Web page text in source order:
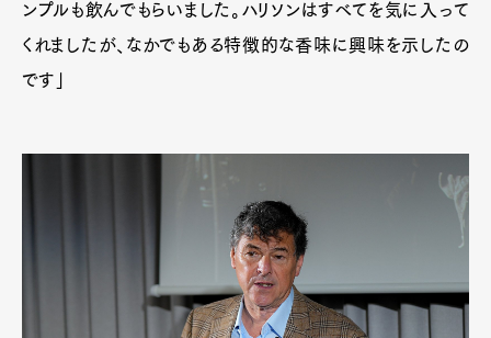
ンプルも飲んでもらいました。ハリソンはすべてを気に入って
くれましたが、なかでもある特徴的な香味に興味を示したの
です」